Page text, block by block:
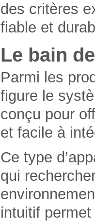
des critères
fiable et
Le bain
Parmi les
figure le
conçu pour
et facile à
Ce type
qui
intuitif